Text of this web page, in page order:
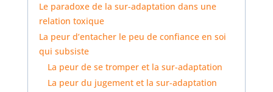
Le paradoxe de la sur-adaptation dans une
relation toxique
La peur d’entacher le peu de confiance en soi
qui subsiste
La peur de se tromper et la sur-adaptation
La peur du jugement et la sur-adaptation